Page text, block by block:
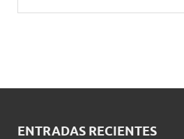
ENTRADAS RECIENTES